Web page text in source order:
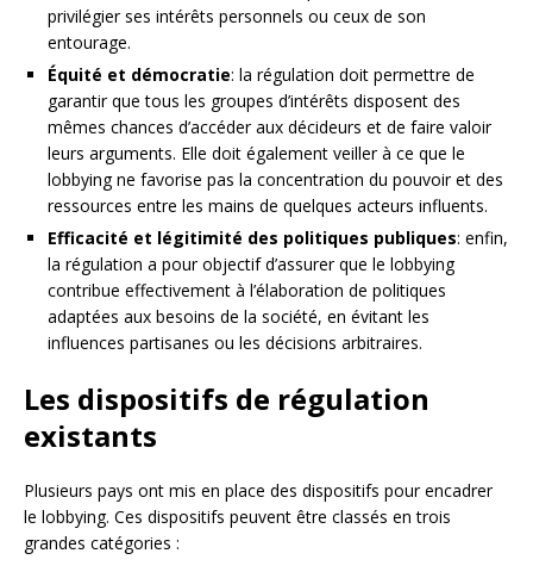
privilégier ses intérêts personnels ou ceux de son
entourage.
Équité et démocratie: la régulation doit permettre de
garantir que tous les groupes d’intérêts disposent des
mêmes chances d’accéder aux décideurs et de faire valoir
leurs arguments. Elle doit également veiller à ce que le
lobbying ne favorise pas la concentration du pouvoir et des
ressources entre les mains de quelques acteurs influents.
Efficacité et légitimité des politiques publiques: enfin,
la régulation a pour objectif d’assurer que le lobbying
contribue effectivement à l’élaboration de politiques
adaptées aux besoins de la société, en évitant les
influences partisanes ou les décisions arbitraires.
Les dispositifs de régulation
existants
Plusieurs pays ont mis en place des dispositifs pour encadrer
le lobbying. Ces dispositifs peuvent être classés en trois
grandes catégories :